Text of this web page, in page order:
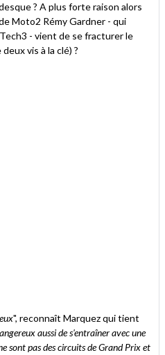
? A plus forte raison alors
Moto2 Rémy Gardner - qui
- vient de se fracturer le
vis à la clé) ?
", reconnaît Marquez qui tient
aussi de s'entraîner avec une
sont pas des circuits de Grand Prix et